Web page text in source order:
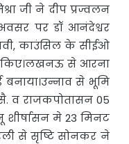
जी ने दीप प्रज्वलन
पर डॉ आनंदेश्वर
काउंसिल के सीईओ
किए।लखनऊ से आरना
से भूमि
व राजकपोतासन 05
मे 23 मिनट
से सृष्टि सोनकर ने